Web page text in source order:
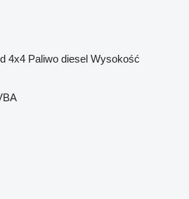
4x4 Paliwo diesel Wysokość